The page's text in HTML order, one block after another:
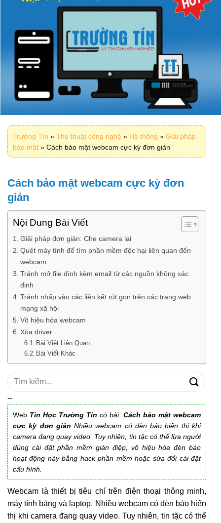
Trường Tín » Thủ thuật công nghệ » Hệ thống » Giải pháp
bảo mật » Cách bảo mật webcam cực kỳ đơn giản
Cách bảo mật webcam cực kỳ đơn
giản
Nội Dung Bài Viết
Giải pháp đơn giản: Che camera lại
Quét máy tính để tìm phần mềm độc hại liên quan đến
webcam
Tránh mở file đính kèm email từ các nguồn không xác
định
Tránh nhấp vào các liên kết rút gọn trên các trang web
mạng xã hội
Vô hiệu hóa webcam
Xóa driver
Bài Viết Liên Quan
Bài Viết Khác
Tìm
--
Web Tin Học Trường Tín có bài: Cách bảo mật webcam
cực kỳ đơn giản Nhiều webcam có đèn báo hiển thị khi
camera đang quay video. Tuy nhiên, tin tặc có thể lừa người
dùng cài đặt phần mềm gián điệp, vô hiệu hóa đèn báo
hoạt động này bằng hack phần mềm hoặc sửa đổi cài đặt
cấu hình.
Webcam là thiết bị tiêu chí trên điện thoại thông minh,
máy tính bảng và laptop. Nhiều webcam có đèn báo hiển
thị khi camera đang quay video. Tuy nhiên, tin tặc có thể